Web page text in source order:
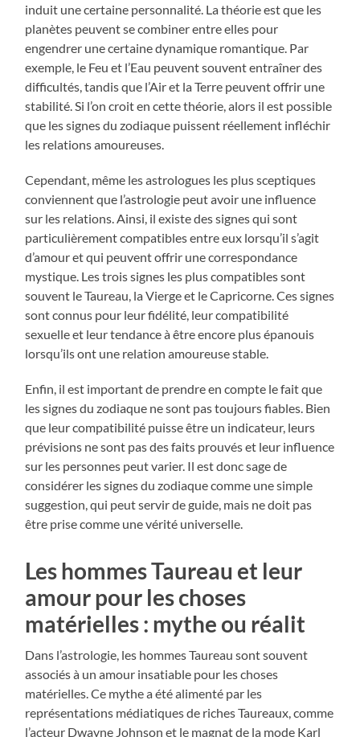
induit une certaine personnalité. La théorie est que les
planètes peuvent se combiner entre elles pour
engendrer une certaine dynamique romantique. Par
exemple, le Feu et l’Eau peuvent souvent entraîner des
difficultés, tandis que l’Air et la Terre peuvent offrir une
stabilité. Si l’on croit en cette théorie, alors il est possible
que les signes du zodiaque puissent réellement infléchir
les relations amoureuses.
Cependant, même les astrologues les plus sceptiques
conviennent que l’astrologie peut avoir une influence
sur les relations. Ainsi, il existe des signes qui sont
particulièrement compatibles entre eux lorsqu’il s’agit
d’amour et qui peuvent offrir une correspondance
mystique. Les trois signes les plus compatibles sont
souvent le Taureau, la Vierge et le Capricorne. Ces signes
sont connus pour leur fidélité, leur compatibilité
sexuelle et leur tendance à être encore plus épanouis
lorsqu’ils ont une relation amoureuse stable.
Enfin, il est important de prendre en compte le fait que
les signes du zodiaque ne sont pas toujours fiables. Bien
que leur compatibilité puisse être un indicateur, leurs
prévisions ne sont pas des faits prouvés et leur influence
sur les personnes peut varier. Il est donc sage de
considérer les signes du zodiaque comme une simple
suggestion, qui peut servir de guide, mais ne doit pas
être prise comme une vérité universelle.
Les hommes Taureau et leur
amour pour les choses
matérielles : mythe ou réalit
Dans l’astrologie, les hommes Taureau sont souvent
associés à un amour insatiable pour les choses
matérielles. Ce mythe a été alimenté par les
représentations médiatiques de riches Taureaux, comme
l’acteur Dwayne Johnson et le magnat de la mode Karl